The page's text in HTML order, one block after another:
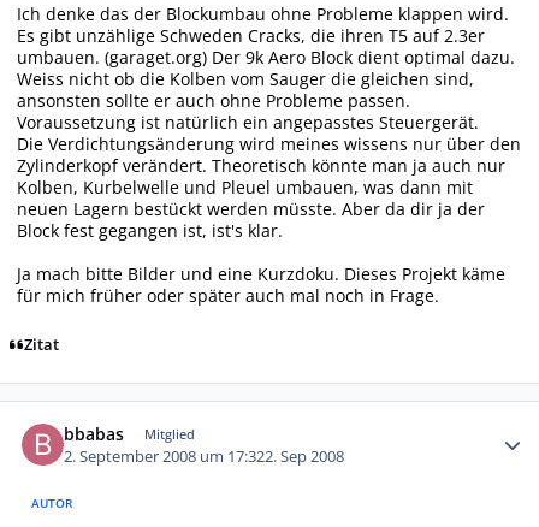
Ich denke das der Blockumbau ohne Probleme klappen wird.
Es gibt unzählige Schweden Cracks, die ihren T5 auf 2.3er
umbauen. (garaget.org) Der 9k Aero Block dient optimal dazu.
Weiss nicht ob die Kolben vom Sauger die gleichen sind,
ansonsten sollte er auch ohne Probleme passen.
Voraussetzung ist natürlich ein angepasstes Steuergerät.
Die Verdichtungsänderung wird meines wissens nur über den
Zylinderkopf verändert. Theoretisch könnte man ja auch nur
Kolben, Kurbelwelle und Pleuel umbauen, was dann mit
neuen Lagern bestückt werden müsste. Aber da dir ja der
Block fest gegangen ist, ist's klar.
Ja mach bitte Bilder und eine Kurzdoku. Dieses Projekt käme
für mich früher oder später auch mal noch in Frage.
Zitat
bbabas Mitglied
2. September 2008 um 17:322. Sep 2008
AUTOR